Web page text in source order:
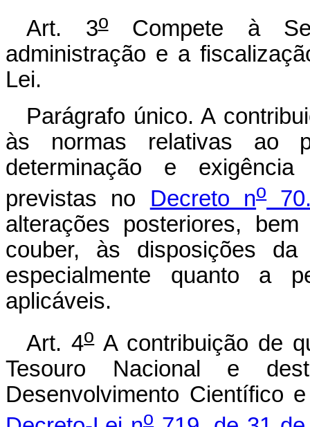
Art. 3oCompete à
administração e a
Lei.
Parágrafo único. A
às normas relativas ao
determinação e
previstas no Decreto no
alterações posteriores,
couber, às disposições
especialmente quanto a
aplicáveis.
Art. 4oA contribuição de
Tesouro Nacional e
Desenvolvimento Científico
o